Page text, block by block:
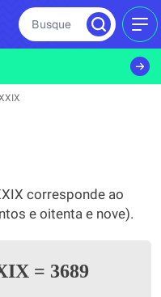
Busque
corresponde ao
e oitenta e nove).
= 3689